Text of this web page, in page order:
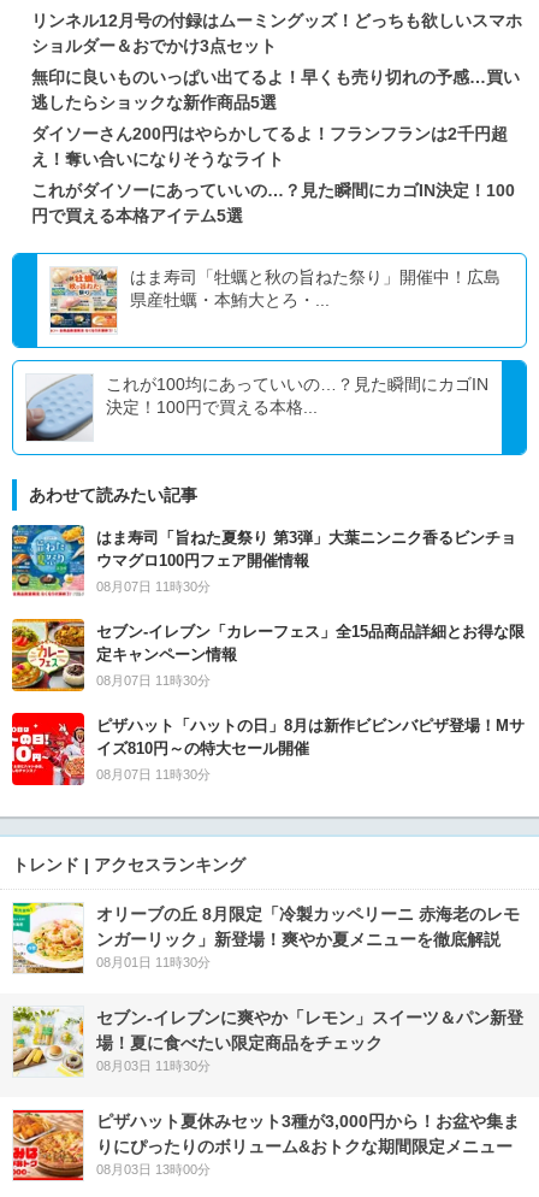
リンネル12月号の付録はムーミングッズ！どっちも欲しいスマホ
ショルダー＆おでかけ3点セット
無印に良いものいっぱい出てるよ！早くも売り切れの予感…買い
逃したらショックな新作商品5選
ダイソーさん200円はやらかしてるよ！フランフランは2千円超
え！奪い合いになりそうなライト
これがダイソーにあっていいの…？見た瞬間にカゴIN決定！100
円で買える本格アイテム5選
はま寿司「牡蠣と秋の旨ねた祭り」開催中！広島
県産牡蠣・本鮪大とろ・...
これが100均にあっていいの…？見た瞬間にカゴIN
決定！100円で買える本格...
あわせて読みたい記事
はま寿司「旨ねた夏祭り 第3弾」大葉ニンニク香るビンチョ
ウマグロ100円フェア開催情報
08月07日 11時30分
セブン‐イレブン「カレーフェス」全15品商品詳細とお得な限
定キャンペーン情報
08月07日 11時30分
ピザハット「ハットの日」8月は新作ビビンバピザ登場！Mサ
イズ810円～の特大セール開催
08月07日 11時30分
トレンド | アクセスランキング
オリーブの丘 8月限定「冷製カッペリーニ 赤海老のレモ
ンガーリック」新登場！爽やか夏メニューを徹底解説
08月01日 11時30分
セブン‐イレブンに爽やか「レモン」スイーツ＆パン新登
場！夏に食べたい限定商品をチェック
08月03日 11時30分
ピザハット夏休みセット3種が3,000円から！お盆や集ま
りにぴったりのボリューム&おトクな期間限定メニュー
08月03日 13時00分